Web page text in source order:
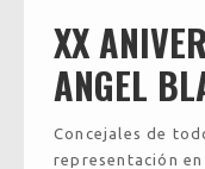
XX
ANGEL
Concejales de
representación